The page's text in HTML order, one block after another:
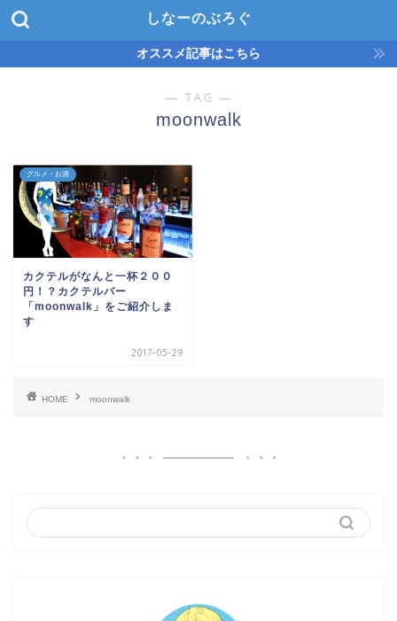
しなーのぶろぐ
オススメ記事はこちら
― TAG ―
moonwalk
グルメ・お酒
カクテルがなんと一杯２００
円！？カクテルバー
「moonwalk」をご紹介しま
す
2017-05-29
HOME moonwalk